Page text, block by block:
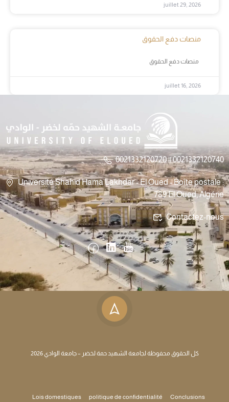
juillet 29, 2026
منصات دفع الحقوق
juillet 16, 2026
0021332120720 || 0021332120740
Université Shahid Hama Lakhdar - El Oued - Boîte postale :
789 El Oued, Algérie
Contactez-nous
كل الحقوق محفوظة لجامعة الشهيد حمة لخضر – جامعة الوادي 2026
Lois domestiques politique de confidentialité Conclusions